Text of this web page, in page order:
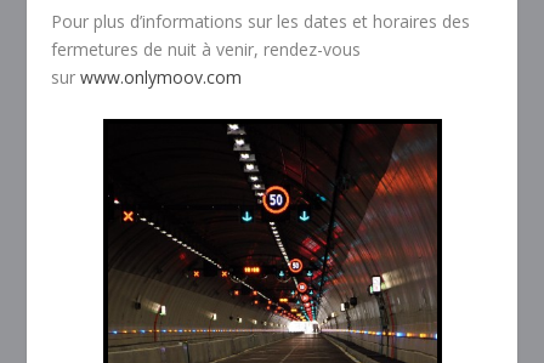
Pour plus d’informations sur les dates et horaires des
fermetures de nuit à venir, rendez-vous
surwww.onlymoov.com